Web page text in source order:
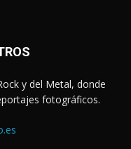
y del Metal, donde
fotográficos.